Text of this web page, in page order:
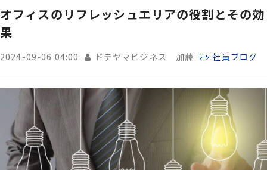
オフィスのリフレッシュエリアの役割とその効
果
2024-09-06 04:00 ドテヤマビジネス 加藤 社員ブログ